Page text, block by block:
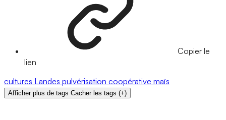
Copier le
lien
cultures Landes pulvérisation coopérative maïs
Afficher plus de tags Cacher les tags (+)